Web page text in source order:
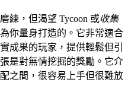
練，但渴望 Tycoon 或收集
你量身打造的。它非常適合
成果的玩家，提供輕鬆但引
是對無情挖掘的獎勵。它介
之間，很容易上手但很難放